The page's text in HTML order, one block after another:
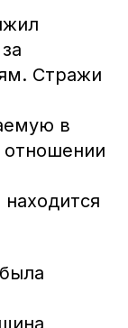
Стражи
в
отношении